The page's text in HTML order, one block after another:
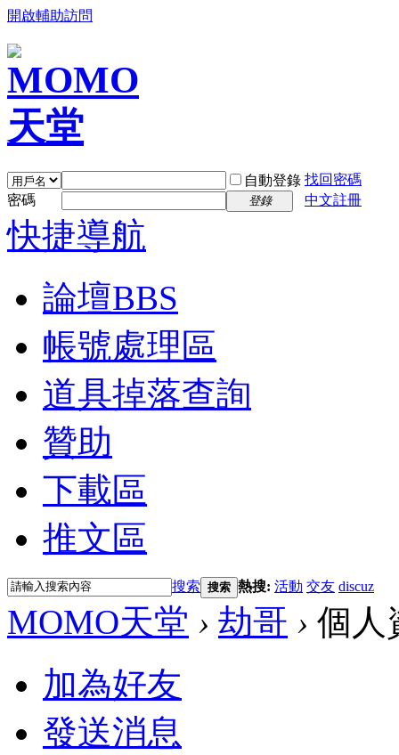
開啟輔助訪問
自動登錄 找回密碼
密碼
登錄 中文註冊
快捷導航
論壇BBS
帳號處理區
道具掉落查詢
贊助
下載區
推文區
搜索 搜索 熱搜: 活動 交友 discuz
MOMO天堂 › 劫哥 › 個人
加為好友
發送消息